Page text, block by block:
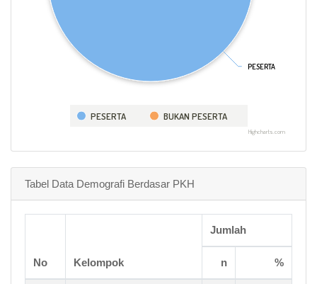
PESERTA
PESERTA
PESERTA BUKAN PESERTA
Highcharts.com
Tabel Data Demografi Berdasar PKH
No Kelompok
Jumlah
n %